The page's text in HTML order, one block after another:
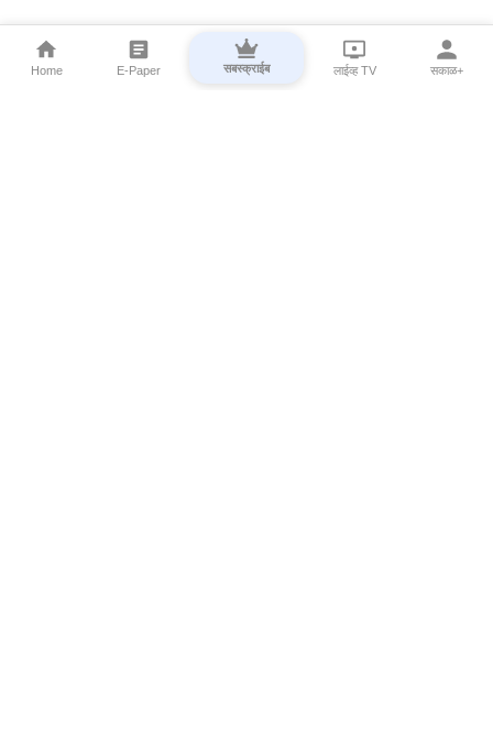
Home E-Paper सबस्क्राईब लाईव्ह TV सकाळ+